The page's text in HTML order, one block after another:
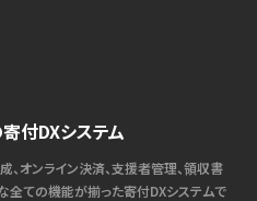
付DXシステム
、オンライン決済、支援者管理、領収書
全ての機能が揃った寄付DXシステムで